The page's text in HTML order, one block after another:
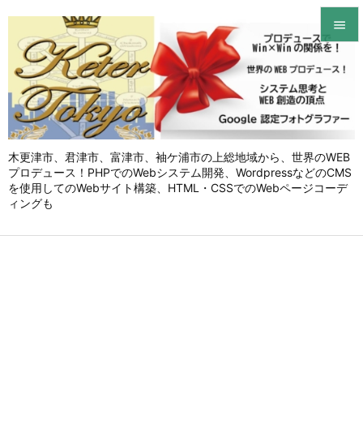
木更津市、君津市、富津市、袖ケ浦市の上総地域から、世界のWEB
プロデュース！PHPでのWebシステム開発、WordpressなどのCMS
を使用してのWebサイト構築、HTML・CSSでのWebページコーデ
ィングも


メニュ
サイド

前へ
